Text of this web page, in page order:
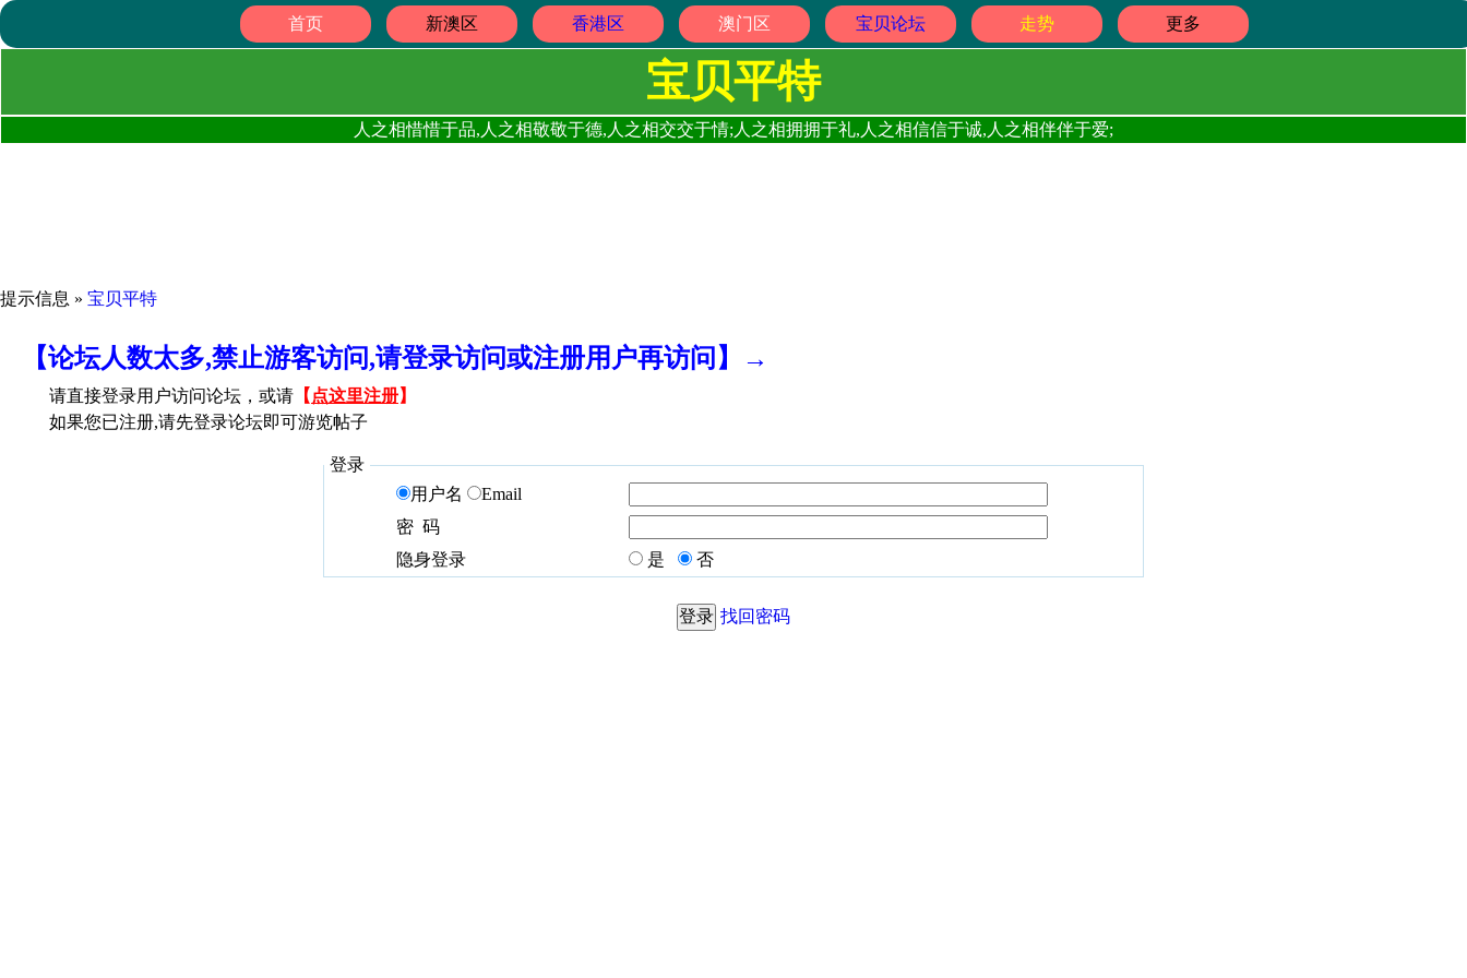
首页 新澳区 香港区 澳门区 宝贝论坛 走势 更多
宝贝平特
人之相惜惜于品,人之相敬敬于德,人之相交交于情;人之相拥拥于礼,人之相信信于诚,人之相伴伴于爱;
提示信息 » 宝贝平特
【论坛人数太多,禁止游客访问,请登录访问或注册用户再访问】→
请直接登录用户访问论坛，或请 【 点这里注册】
如果您已注册,请先登录论坛即可游览帖子
登录
用户名
Email
密 码
隐身登录
是 否
找回密码